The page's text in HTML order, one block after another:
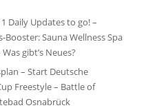
Daily Updates to go! –
Sauna Wellness Spa
gibt’s Neues?
– Start Deutsche
Freestyle – Battle of
Osnabrück